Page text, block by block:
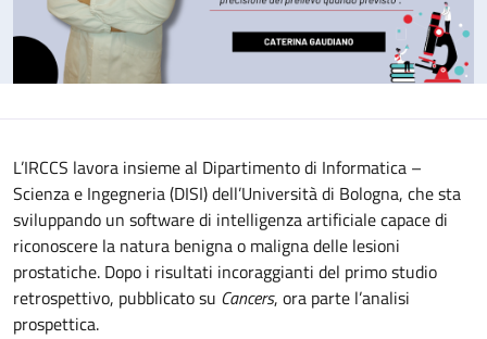
L’IRCCS lavora insieme al Dipartimento di Informatica –
Scienza e Ingegneria (DISI) dell’Università di Bologna, che sta
sviluppando un software di intelligenza artificiale capace di
riconoscere la natura benigna o maligna delle lesioni
prostatiche. Dopo i risultati incoraggianti del primo studio
retrospettivo, pubblicato su Cancers, ora parte l’analisi
prospettica.